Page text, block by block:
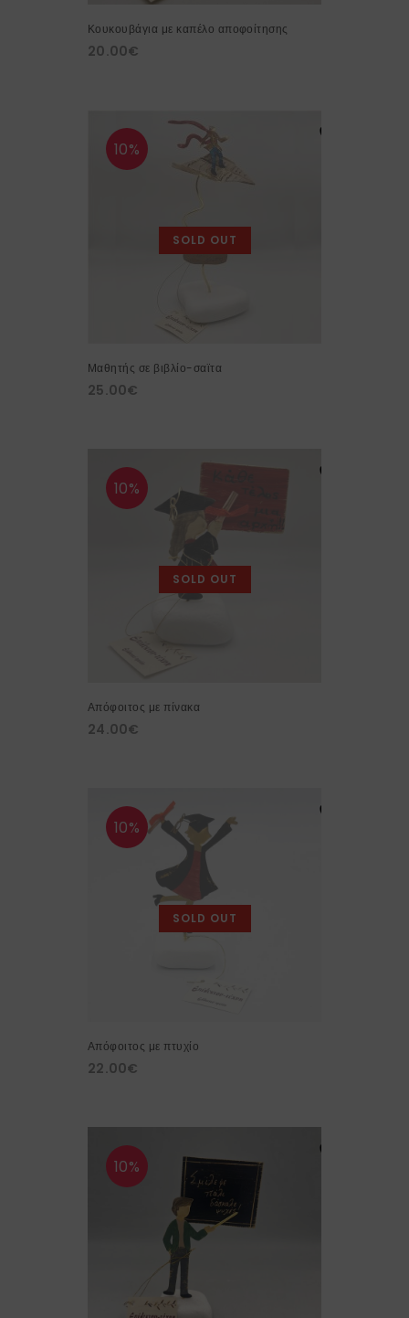
Κουκουβάγια με καπέλο αποφοίτησης
20.00€
10%
SOLD OUT
Μαθητής σε βιβλίο-σαϊτα
25.00€
10%
SOLD OUT
Απόφοιτος με πίνακα
24.00€
10%
SOLD OUT
Απόφοιτος με πτυχίο
22.00€
10%